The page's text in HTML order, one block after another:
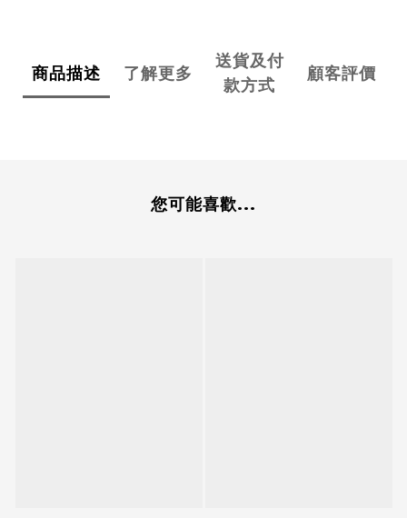
商品描述 了解更多
送貨及付
款方式
顧客評價
您可能喜歡...